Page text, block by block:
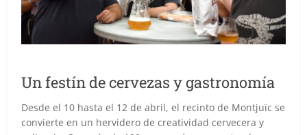
Un festín de cervezas y gastronomía
Desde el 10 hasta el 12 de abril, el recinto de Montjuïc se
convierte en un hervidero de creatividad cervecera y